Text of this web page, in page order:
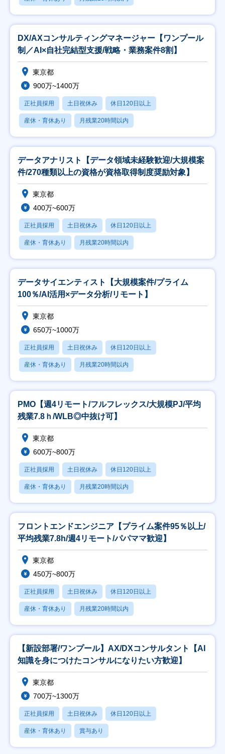
DX/AXコンサルティングマネージャー【ワンプール
制／AI×自社完結型支援/戦略・業務案件8割】
東京都
900万~1400万
正社員採用 土日祝休み 休日120日以上
産休・育休あり 月残業20時間以内
データアナリスト【データ領域未経験歓迎/大規模案
件/270種類以上の資格が資格取得制度奨励対象】
東京都
400万~600万
正社員採用 土日祝休み 休日120日以上
産休・育休あり 月残業20時間以内
データサイエンティスト【大規模案件/プライム
100％/AI活用×データ分析/リモート】
東京都
650万~1000万
正社員採用 土日祝休み 休日120日以上
産休・育休あり 月残業20時間以内
PMO【週4リモート/フルフレックス/大規模PJ/平均
残業7.8ｈ/WLB◎中抜け可】
東京都
600万~800万
正社員採用 土日祝休み 休日120日以上
産休・育休あり 月残業20時間以内
フロントエンドエンジニア【プライム案件95％以上/
平均残業7.8h/週4リモート/パパママ歓迎】
東京都
450万~800万
正社員採用 土日祝休み 休日120日以上
産休・育休あり 月残業20時間以内
【新設部署/ワンプール】AX/DXコンサルタント【AI
知識を身につけたコンサルになりたい方歓迎】
東京都
700万~1300万
正社員採用 土日祝休み 休日120日以上
産休・育休あり 賞与あり